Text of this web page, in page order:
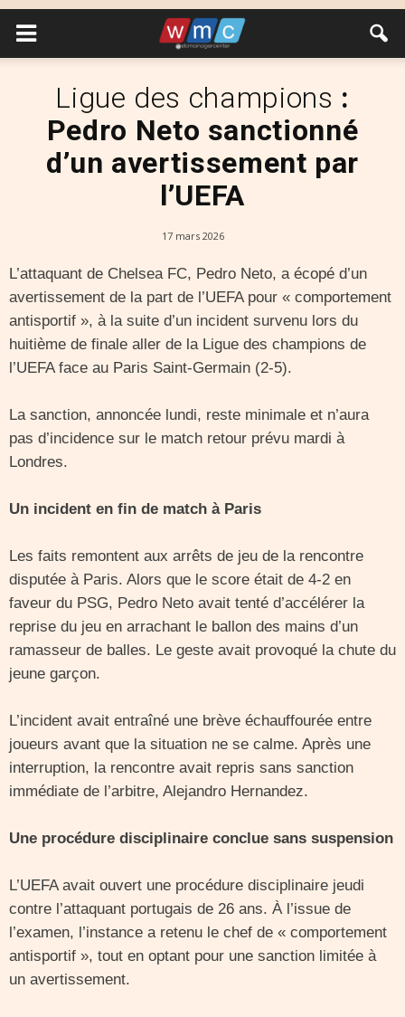
Ligue des champions :
Pedro Neto sanctionné
d’un avertissement par
l’UEFA
17 mars 2026
L’attaquant de Chelsea FC, Pedro Neto, a écopé d’un
avertissement de la part de l’UEFA pour « comportement
antisportif », à la suite d’un incident survenu lors du
huitième de finale aller de la Ligue des champions de
l’UEFA face au Paris Saint-Germain (2-5).
La sanction, annoncée lundi, reste minimale et n’aura
pas d’incidence sur le match retour prévu mardi à
Londres.
Un incident en fin de match à Paris
Les faits remontent aux arrêts de jeu de la rencontre
disputée à Paris. Alors que le score était de 4-2 en
faveur du PSG, Pedro Neto avait tenté d’accélérer la
reprise du jeu en arrachant le ballon des mains d’un
ramasseur de balles. Le geste avait provoqué la chute du
jeune garçon.
L’incident avait entraîné une brève échauffourée entre
joueurs avant que la situation ne se calme. Après une
interruption, la rencontre avait repris sans sanction
immédiate de l’arbitre, Alejandro Hernandez.
Une procédure disciplinaire conclue sans suspension
L’UEFA avait ouvert une procédure disciplinaire jeudi
contre l’attaquant portugais de 26 ans. À l’issue de
l’examen, l’instance a retenu le chef de « comportement
antisportif », tout en optant pour une sanction limitée à
un avertissement.